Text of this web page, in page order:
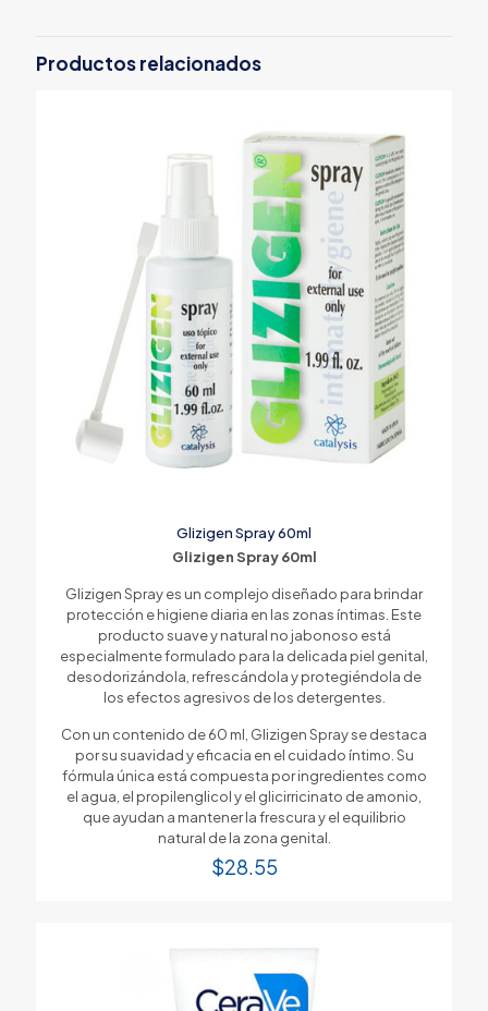
Productos relacionados
Glizigen Spray 60ml
Glizigen Spray 60ml
Glizigen Spray es un complejo diseñado para brindar
protección e higiene diaria en las zonas íntimas. Este
producto suave y natural no jabonoso está
especialmente formulado para la delicada piel genital,
desodorizándola, refrescándola y protegiéndola de
los efectos agresivos de los detergentes.
Con un contenido de 60 ml, Glizigen Spray se destaca
por su suavidad y eficacia en el cuidado íntimo. Su
fórmula única está compuesta por ingredientes como
el agua, el propilenglicol y el glicirricinato de amonio,
que ayudan a mantener la frescura y el equilibrio
natural de la zona genital.
$28.55